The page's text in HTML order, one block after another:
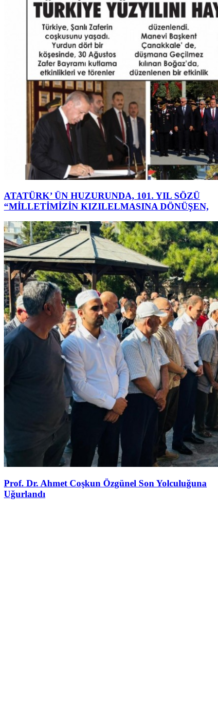
ATATÜRK’ ÜN HUZURUNDA, 101. YIL SÖZÜ
“MİLLETİMİZİN KIZILELMASINA DÖNÜŞEN,
Prof. Dr. Ahmet Coşkun Özgünel Son Yolculuğuna
Uğurlandı